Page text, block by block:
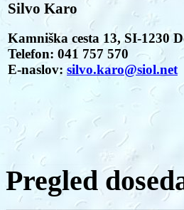
Silvo Karo
Kamniška cesta 13, SI-1230
Telefon: 041 757 570
E-naslov: silvo.karo@siol.net
Pregled